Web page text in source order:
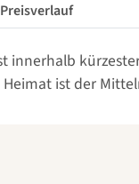
Preisverlauf
innerhalb
ist der